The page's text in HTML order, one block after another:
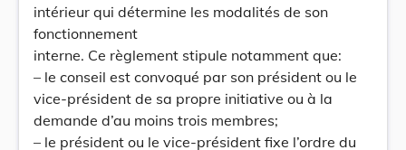
intérieur qui détermine les modalités de son
fonctionnement
interne. Ce règlement stipule notamment que:
– le conseil est convoqué par son président ou le
vice-président de sa propre initiative ou à la
demande d’au moins trois membres;
– le président ou le vice-président fixe l’ordre du